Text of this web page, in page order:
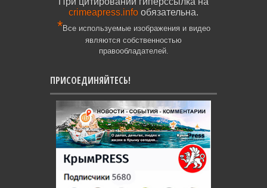
crimeapress.info обязательна.
*Все используемые изображения и видео
являются собственностью
правообладателей.
ПРИСОЕДИНЯЙТЕСЬ!